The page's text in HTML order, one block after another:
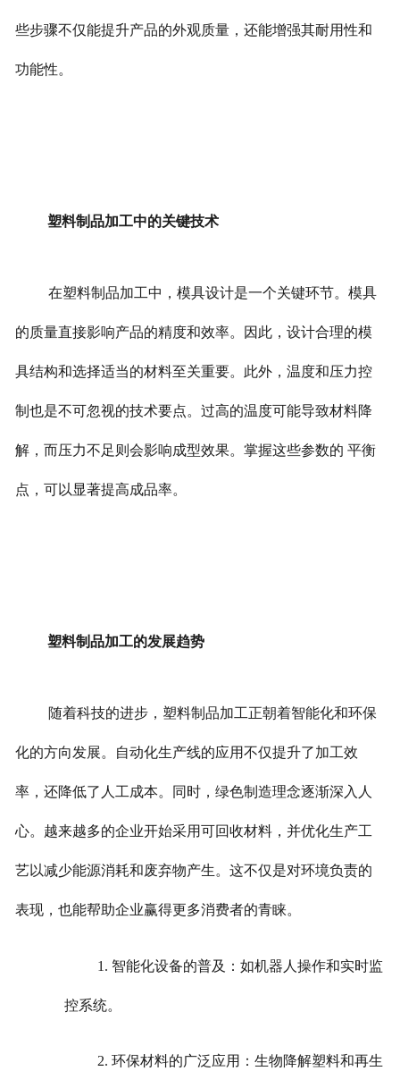
些步骤不仅能提升产品的外观质量，还能增强其耐用性和
功能性。
塑料制品加工中的关键技术
在塑料制品加工中，模具设计是一个关键环节。模具
的质量直接影响产品的精度和效率。因此，设计合理的模
具结构和选择适当的材料至关重要。 此外，温度和压力控
制也是不可忽视的技术要点。过高的温度可能导致材料降
解，而压力不足则会影响成型效果。掌握这些参数的 平衡
点，可以显著提高成品率。
塑料制品加工的发展趋势
随着科技的进步，塑料制品加工正朝着智能化和环保
化的方向发展。自动化生产线的应用不仅提升了加工效
率，还降低了人工成本。 同时，绿色制造理念逐渐深入人
心。越来越多的企业开始采用可回收材料，并优化生产工
艺以减少能源消耗和废弃物产生。这不仅是对环境负责的
表现，也能帮助企业赢得更多消费者的青睐。
1. 智能化设备的普及：如机器人操作和实时监
控系统。
2. 环保材料的广泛应用：生物降解塑料和再生